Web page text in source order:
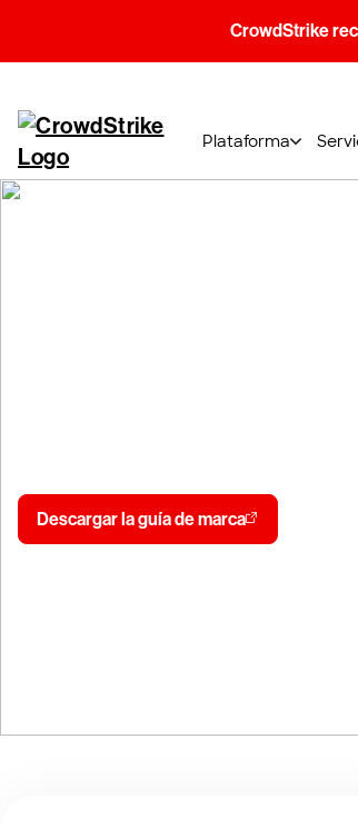
CrowdStrike
Plataforma
Descargar la guía de marca